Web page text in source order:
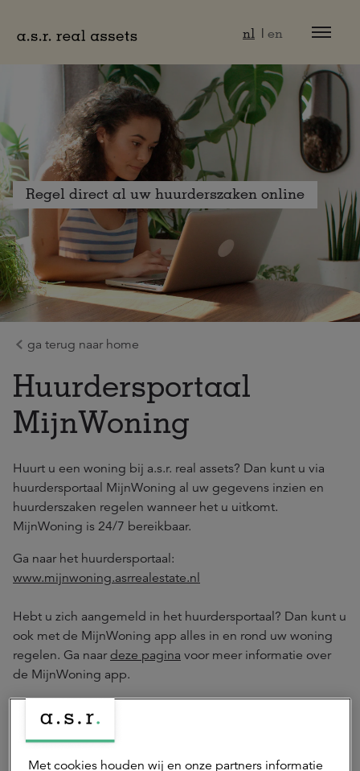
nl en
Regel direct al uw huurderszaken online
ga terug naar home
Huurdersportaal
MijnWoning
Huurt u een woning bij a.s.r. real assets? Dan kunt u via
huurdersportaal MijnWoning al uw gegevens inzien en
huurderszaken regelen wanneer het u uitkomt.
MijnWoning is 24/7 bereikbaar.
Ga naar het huurdersportaal:
www.mijnwoning.asrrealestate.nl
Hebt u zich aangemeld in het huurdersportaal? Dan kunt u
ook met de MijnWoning app alles in en rond uw woning
regelen. Ga naardeze pagina voor meer informatie over
de MijnWoning app.
Contact met a.s.r. real assets
Met cookies houden wij en onze partners informatie